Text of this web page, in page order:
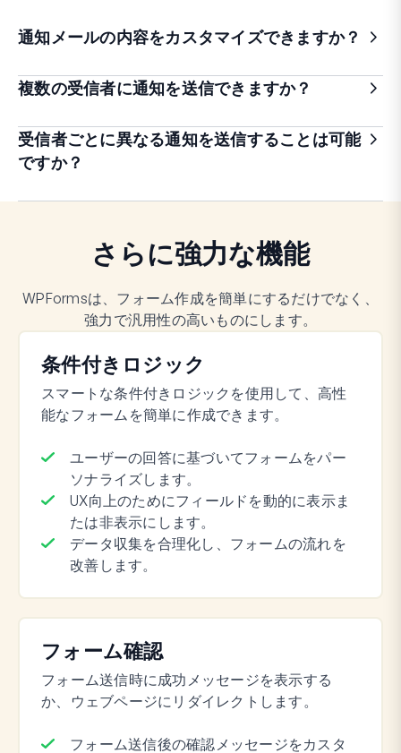
通知メールの内容をカスタマイズできますか？
複数の受信者に通知を送信できますか？
受信者ごとに異なる通知を送信することは可能
ですか？
さらに強力な機能
WPFormsは、フォーム作成を簡単にするだけでなく、
強力で汎用性の高いものにします。
条件付きロジック
スマートな条件付きロジックを使用して、高性
能なフォームを簡単に作成できます。
ユーザーの回答に基づいてフォームをパー
ソナライズします。
UX向上のためにフィールドを動的に表示ま
たは非表示にします。
データ収集を合理化し、フォームの流れを
改善します。
フォーム確認
フォーム送信時に成功メッセージを表示する
か、ウェブページにリダイレクトします。
フォーム送信後の確認メッセージをカスタ